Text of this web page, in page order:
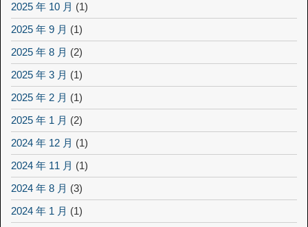
2025 年 10 月 (1)
2025 年 9 月 (1)
2025 年 8 月 (2)
2025 年 3 月 (1)
2025 年 2 月 (1)
2025 年 1 月 (2)
2024 年 12 月 (1)
2024 年 11 月 (1)
2024 年 8 月 (3)
2024 年 1 月 (1)